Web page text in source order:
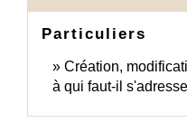
Particuliers
Création,
à qui faut-il